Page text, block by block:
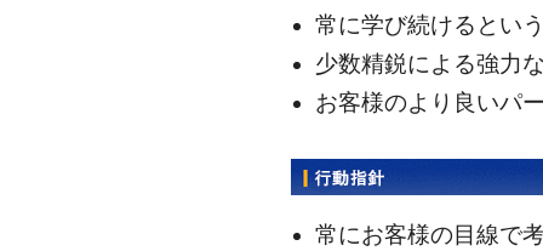
常に学び続けるとい
少数精鋭による強力
お客様のより良いパ
常にお客様の目線で